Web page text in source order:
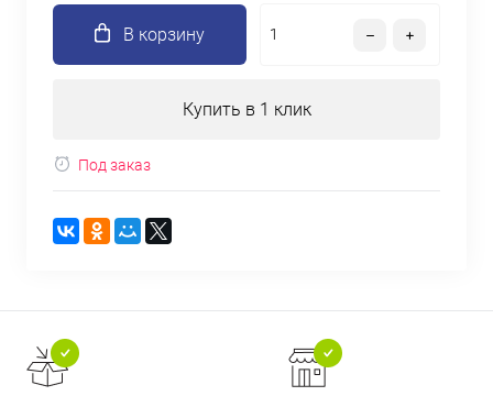
В корзину
Купить в 1 клик
Под заказ